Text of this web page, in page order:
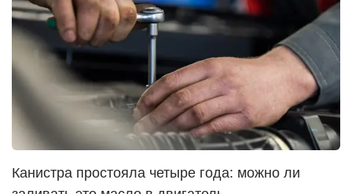
Канистра простояла четыре года: можно ли